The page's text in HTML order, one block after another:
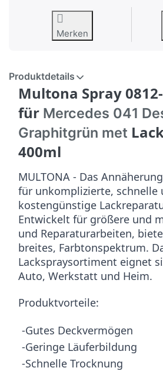
Merken
Produktdetails
Multona Spray
für Mercedes 041
Graphitgrün met
400ml
MULTONA - Das
für unkomplizierte, schnelle
kostengünstige
Entwickelt für größere und
und Reparaturarbeiten,
breites, Farbtonspektrum.
Lackspraysortiment eignet
Auto, Werkstatt und Heim.
Produktvorteile:
-Gutes Deckvermögen
-Geringe Läuferbildung
-Schnelle Trocknung